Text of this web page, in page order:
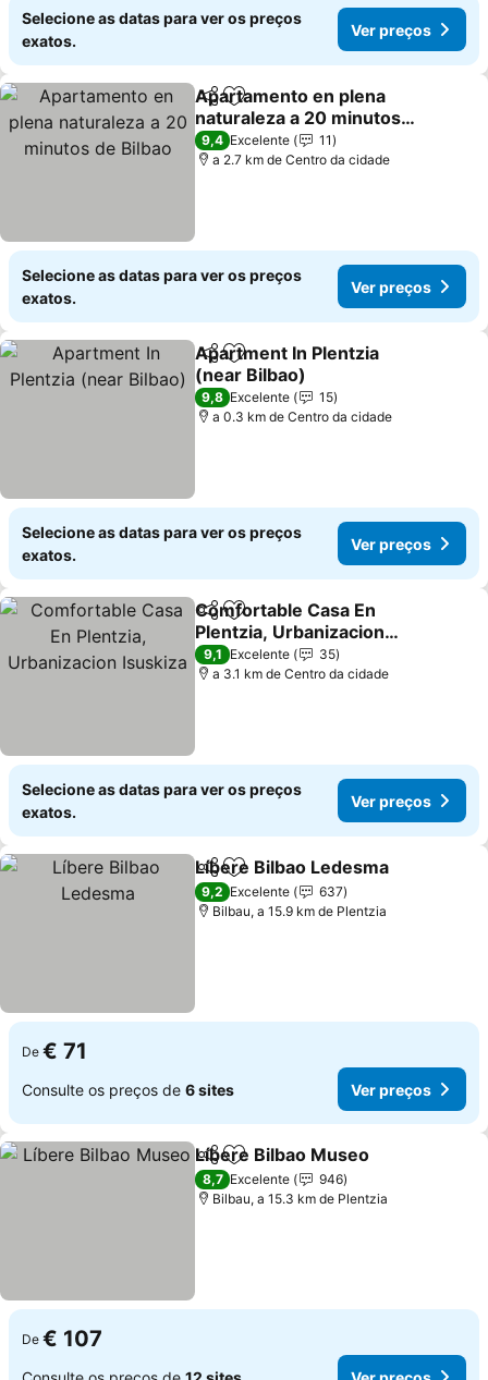
Selecione as datas para ver os preços
exatos.
Ver preços
PartilharAdicionar aos favoritos
Apartamento en plena
naturaleza a 20 minutos
de Bilbao
9,4 Excelente
11
a 2.7 km de Centro da cidade
Selecione as datas para ver os preços
exatos.
Ver preços
PartilharAdicionar aos favoritos
Apartment In Plentzia
(near Bilbao)
9,8 Excelente
15
a 0.3 km de Centro da cidade
Selecione as datas para ver os preços
exatos.
Ver preços
PartilharAdicionar aos favoritos
Comfortable Casa En
Plentzia, Urbanizacion
Isuskiza
9,1 Excelente
35
a 3.1 km de Centro da cidade
Selecione as datas para ver os preços
exatos.
Ver preços
PartilharAdicionar aos favoritos
Líbere Bilbao Ledesma
9,2 Excelente
637
Bilbau, a 15.9 km de Plentzia
De € 71
Consulte os preços de 6 sites Ver preços
PartilharAdicionar aos favoritos
Líbere Bilbao Museo
8,7 Excelente
946
Bilbau, a 15.3 km de Plentzia
De € 107